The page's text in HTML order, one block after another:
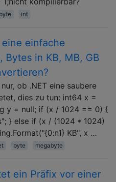
byte int
einfache
Bytes in KB, MB, GB
ob .NET eine saubere
dies zu tun: int64 x =
y = null; if (x / 1024 == 0) {
} else if (x / (1024 * 1024)
KB", x …
byte megabyte
ein Präfix vor einer